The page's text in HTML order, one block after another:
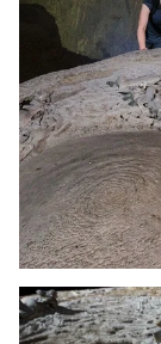
® Cấm sao chép
thuận bằng văn
thông tin từ